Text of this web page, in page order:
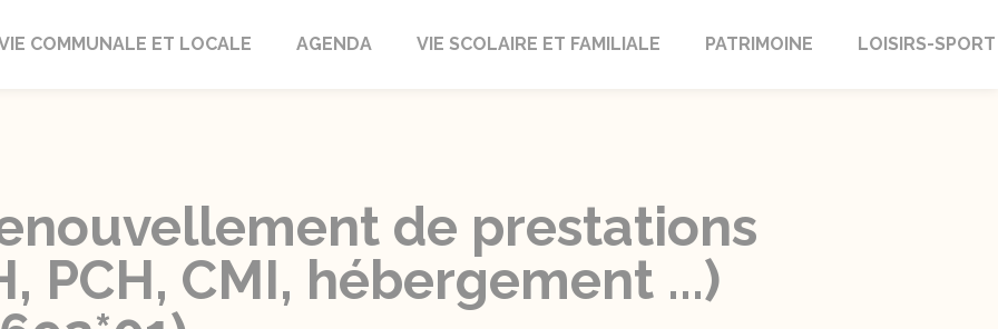
COMMUNALE ET LOCALE AGENDA VIE SCOLAIRE ET FAMILIALE PATRIMOINE LOISIRS-SPORT
de prestations
PCH, CMI, hébergement ...)